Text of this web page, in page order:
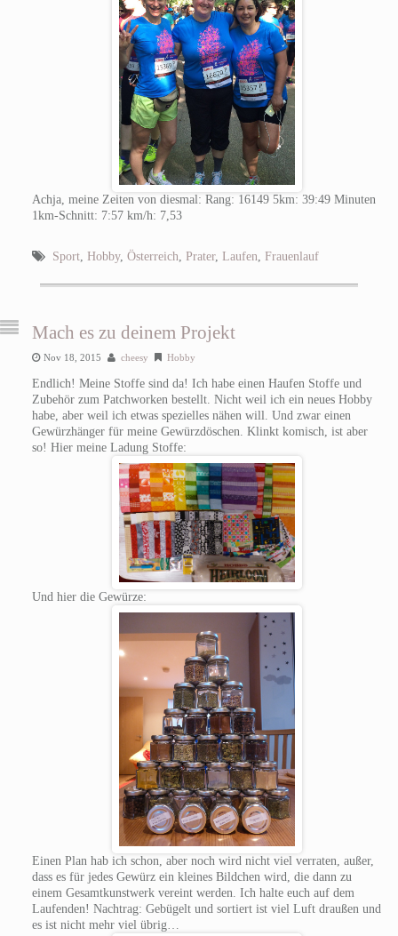
Achja, meine Zeiten von diesmal: Rang: 16149 5km: 39:49 Minuten
1km-Schnitt: 7:57 km/h: 7,53
Sport, Hobby, Österreich, Prater, Laufen, Frauenlauf
Mach es zu deinem Projekt
Nov 18, 2015 cheesy Hobby
Endlich! Meine Stoffe sind da! Ich habe einen Haufen Stoffe und
Zubehör zum Patchworken bestellt. Nicht weil ich ein neues Hobby
habe, aber weil ich etwas spezielles nähen will. Und zwar einen
Gewürzhänger für meine Gewürzdöschen. Klinkt komisch, ist aber
so! Hier meine Ladung Stoffe:
Und hier die Gewürze:
Einen Plan hab ich schon, aber noch wird nicht viel verraten, außer,
dass es für jedes Gewürz ein kleines Bildchen wird, die dann zu
einem Gesamtkunstwerk vereint werden. Ich halte euch auf dem
Laufenden! Nachtrag: Gebügelt und sortiert ist viel Luft draußen und
es ist nicht mehr viel übrig…